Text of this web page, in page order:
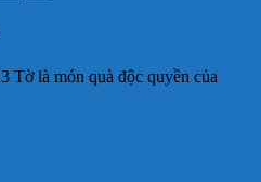
là món quà độc quyền của